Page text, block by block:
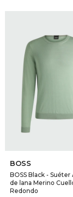
BOSS
BOSS Black - Suéter
de lana Merino
Redondo